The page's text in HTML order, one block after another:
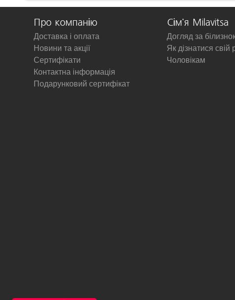
Про компанію
Доставка і оплата
Новини та акції
Сертифікати
Контактна інформація
Подарунковий сертифікат
Сім'я Milavitsa
Догляд за
Як дізнатися свій
Чоловікам